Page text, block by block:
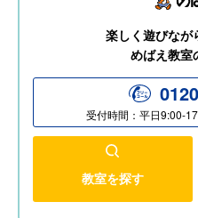
楽しく遊びなが
めばえ教室
受付時間：平日9:00-
教室を探す